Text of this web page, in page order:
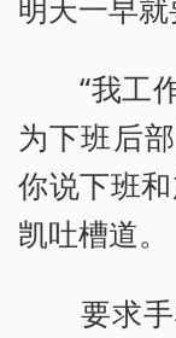
明天一早就
“我工作
为下班后
你说下班
凯吐槽道。
要求手